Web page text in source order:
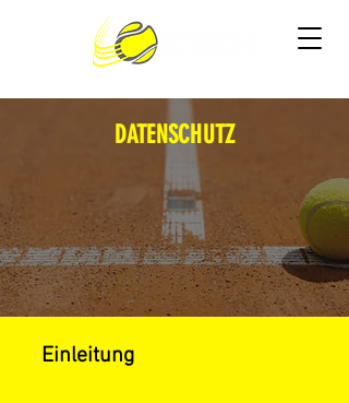
DATENSCHUTZ
Einleitung